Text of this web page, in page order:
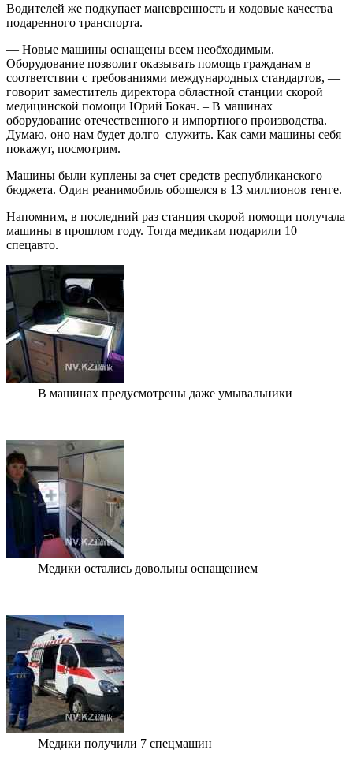
Водителей же подкупает маневренность и ходовые качества
подаренного транспорта.
— Новые машины оснащены всем необходимым.
Оборудование позволит оказывать помощь гражданам в
соответствии с требованиями международных стандартов, —
говорит заместитель директора областной станции скорой
медицинской помощи Юрий Бокач. – В машинах
оборудование отечественного и импортного производства.
Думаю, оно нам будет долго служить. Как сами машины себя
покажут, посмотрим.
Машины были куплены за счет средств республиканского
бюджета. Один реанимобиль обошелся в 13 миллионов тенге.
Напомним, в последний раз станция скорой помощи получала
машины в прошлом году. Тогда медикам подарили 10
спецавто.
В машинах предусмотрены даже умывальники
Медики остались довольны оснащением
Медики получили 7 спецмашин